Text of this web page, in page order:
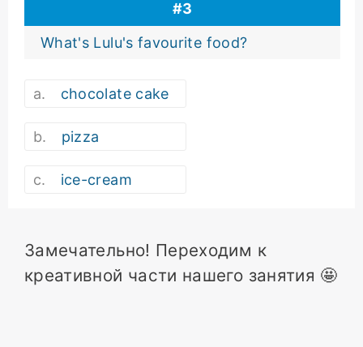
#3
What's Lulu's favourite food?
chocolate cake
pizza
ice-cream
Замечательно! Переходим к
креативной части нашего занятия 🤩